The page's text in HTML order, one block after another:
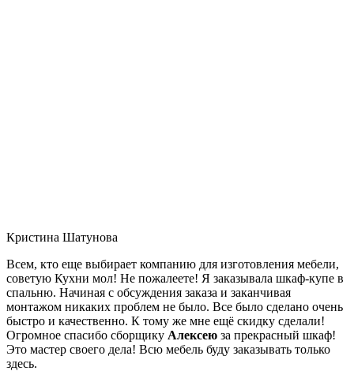
Кристина Шатунова
Всем, кто еще выбирает компанию для изготовления мебели,
советую Кухни мол! Не пожалеете! Я заказывала шкаф-купе в
спальню. Начиная с обсуждения заказа и заканчивая
монтажом никаких проблем не было. Все было сделано очень
быстро и качественно. К тому же мне ещё скидку сделали!
Огромное спасибо сборщику Алексею за прекрасный шкаф!
Это мастер своего дела! Всю мебель буду заказывать только
здесь.